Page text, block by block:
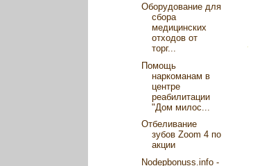
Оборудование для
сбора
медицинских
отходов от
торг...
Помощь
наркоманам в
центре
реабилитации
"Дом милос...
Отбеливание
зубов Zoom 4 по
акции
Nodepbonuss.info -